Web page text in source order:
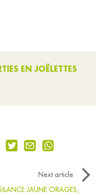
EN JOËLETTES
Next article
JAUNE ORAGES,